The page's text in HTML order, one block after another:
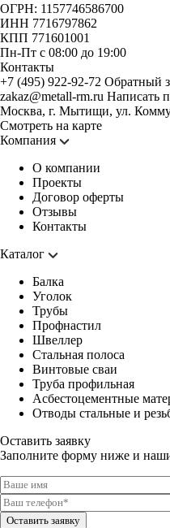
ОГРН: 1157746586700
ИНН 7716797862
КПП 771601001
Пн-Пт с 08:00 до 19:00
Контакты
+7 (495) 922-92-72 Обратный
zakaz@metall-rm.ru Написать
Москва, г. Мытищи, ул.
Смотреть на карте
Компания
О компании
Проекты
Договор оферты
Отзывы
Контакты
Каталог
Балка
Уголок
Трубы
Профнастил
Швеллер
Стальная полоса
Винтовые сваи
Труба профильная
Асбестоцементные
Отводы стальные и
Оставить заявку
Заполните форму ниже и
Оставить заявку